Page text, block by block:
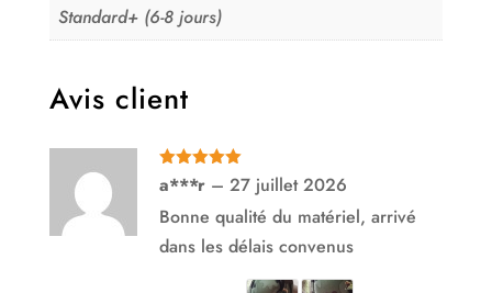
Standard+ (6-8 jours)
Avis client
Note5sur
5
a***r – 27 juillet 2026
Bonne qualité du matériel, arrivé
dans les délais convenus